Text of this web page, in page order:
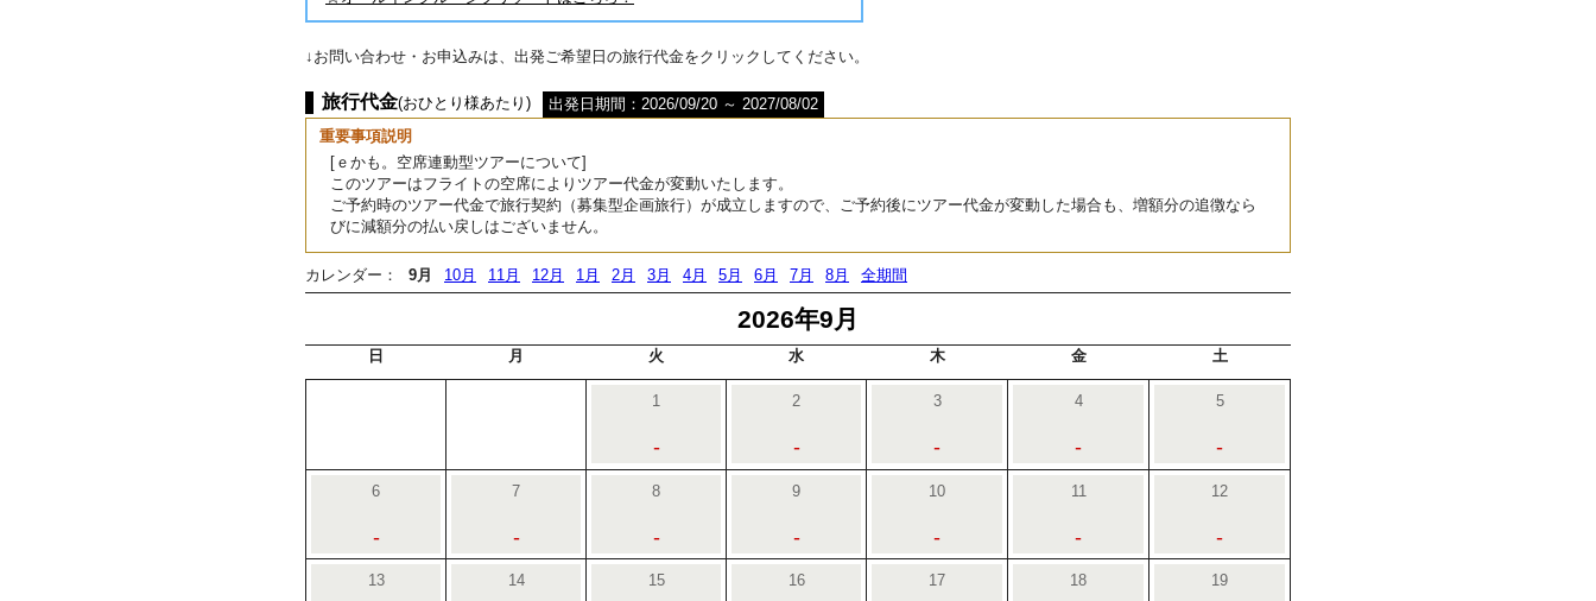
↓お問い合わせ・お申込みは、出発ご希望日の旅行代金をクリックしてください。
旅行代金(おひとり様あたり)
出発日期間：2026/09/20 ～ 2027/08/02
重要事項説明
[ｅかも。空席連動型ツアーについて]
このツアーはフライトの空席によりツアー代金が変動いたします。
ご予約時のツアー代金で旅行契約（募集型企画旅行）が成立しますので、ご予約後にツアー代金が変動した場合も、増額分の追徴なら
びに減額分の払い戻しはございません。
カレンダー： 9月 10月 11月 12月 1月 2月 3月 4月 5月 6月 7月 8月 全期間
2026年9月
日 月 火 水 木 金 土
1
-
2
-
3
-
4
-
5
-
6
-
7
-
8
-
9
-
10
-
11
-
12
-
13 14 15 16 17 18 19